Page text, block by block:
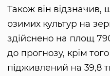
Також він відзначив,
озимих культур на
здійснено на площ
до прогнозу, крім
підживлений на 39,8